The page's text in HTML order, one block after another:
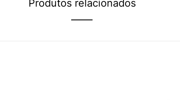
Produtos relacionados